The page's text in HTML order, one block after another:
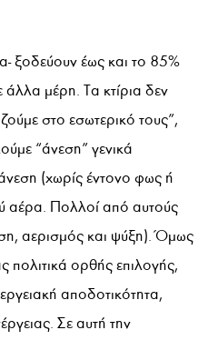
ξοδεύουν έως και το 85%
άλλα μέρη. Τα κτίρια δεν
στο εσωτερικό τους”,
“άνεση” γενικά
(χωρίς έντονο φως ή
αέρα. Πολλοί από αυτούς
αερισμός και ψύξη). Όμως
πολιτικά ορθής επιλογής,
αποδοτικότητα,
Σε αυτή την